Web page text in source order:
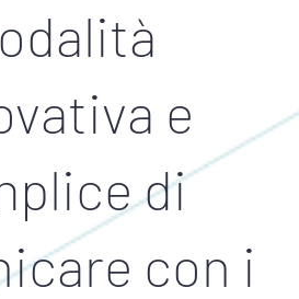
e
di
con i